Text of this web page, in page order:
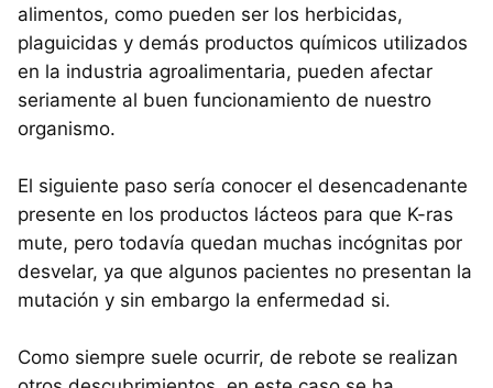
alimentos, como pueden ser los herbicidas,
plaguicidas y demás productos químicos utilizados
en la industria agroalimentaria, pueden afectar
seriamente al buen funcionamiento de nuestro
organismo.
El siguiente paso sería conocer el desencadenante
presente en los productos lácteos para que K-ras
mute, pero todavía quedan muchas incógnitas por
desvelar, ya que algunos pacientes no presentan la
mutación y sin embargo la enfermedad si.
Como siempre suele ocurrir, de rebote se realizan